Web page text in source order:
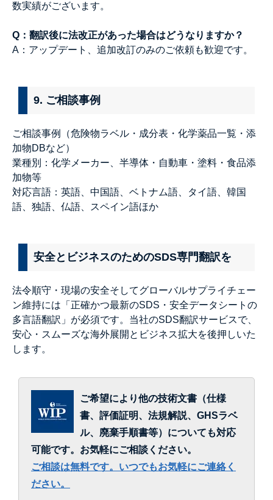
数実績がございます。
Q：翻訳後に法改正があった場合はどうなりますか？
A：アップデート、追加改訂のみのご依頼も歓迎です。
9. ご相談事例
ご相談事例（危険物ラベル・成分表・化学薬品一覧・添
加物DBなど）
業種別：化学メーカー、半導体・自動車・塗料・食品添
加物等
対応言語：英語、中国語、ベトナム語、タイ語、韓国
語、独語、仏語、スペイン語ほか
安全とビジネスのためのSDS専門翻訳を
法令順守・現場の安全そしてグローバルサプライチェー
ン維持には「正確かつ最新のSDS・安全データシートの
多言語翻訳」が必須です。当社のSDS翻訳サービスで、
安心・スムーズな海外展開とビジネス拡大を後押しいた
します。
ご希望により他の技術文書（仕様
書、評価証明、法規解説、GHSラベ
ル、廃棄手順書等）についても対応
可能です。お気軽にご相談ください。
ご相談は無料です。いつでもお気軽にご連絡く
ださい。